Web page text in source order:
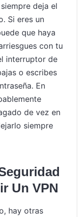
deja el
Si eres un
que haya
con tu
interruptor de
o escribes
En
de vez en
siempre
Un VPN
hay otras